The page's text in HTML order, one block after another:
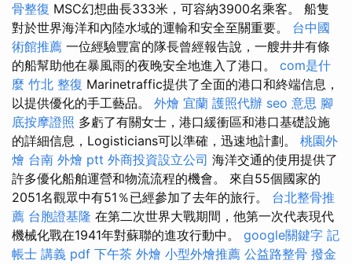
骨整復 MSC幻想曲長333米，可容納3900名乘客。 船隻
對於世界海洋和內陸水域的運輸和安全至關重要。 台中國
術館推薦 一位經驗豐富的隊長曾經報告說，一艘井井有條
的船幫助他在暴風雨的夜晚安全地進入了港口。 com是什
麼 竹北 整復 Marinetraffic提供了全面的港口和終端信息，
以提供優化的手工藝品。 外燴 宜蘭 護照代辦 seo 意思 腳
底按摩證照 多虧了有關女士，港口緩衝區和港口基礎設施
的詳細信息，Logisticians可以準確，迅速地計劃。 桃園外
燴 台南 外燴 ptt 外商投資設立公司 海洋交通的使用提供了
許多優化船舶運營和物流流程的機會。 來自55個國家的
2051名觀眾中有51％已經參加了去年的旅行。 台北整骨推
薦 台胞證基隆 在第二次世界大戰期間，他第一次代表現代
機械化戰在1941年對蘇聯的進攻行動中。 google關鍵字 記
帳士 講義 pdf 下午茶 外燴 小型外燴推薦 公益路整骨 撥金